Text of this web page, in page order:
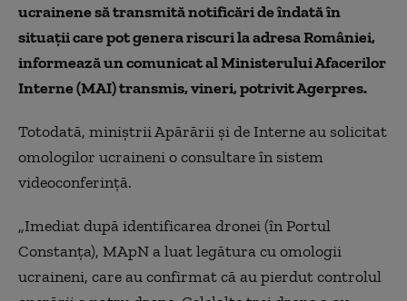
ucrainene să transmită notificări de îndată în
situaţii care pot genera riscuri la adresa României,
informează un comunicat al Ministerului Afacerilor
Interne (MAI) transmis, vineri, potrivit Agerpres.
Totodată, miniştrii Apărării şi de Interne au solicitat
omologilor ucraineni o consultare în sistem
videoconferinţă.
„Imediat după identificarea dronei (în Portul
Constanţa), MApN a luat legătura cu omologii
ucraineni, care au confirmat că au pierdut controlul